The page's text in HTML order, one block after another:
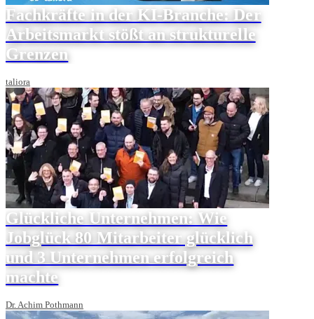
Fachkräfte in der KI-Branche: Der
Arbeitsmarkt stößt an strukturelle
Grenzen
taliora
Glückliche Unternehmen: Wie
Jobglück 80 Mitarbeiter glücklich
und 3 Unternehmen erfolgreich
machte
Dr. Achim Pothmann